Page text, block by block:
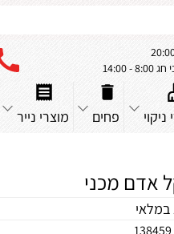
14:00
פחים מוצרי נייר
אדם מכני
במלאי
138459